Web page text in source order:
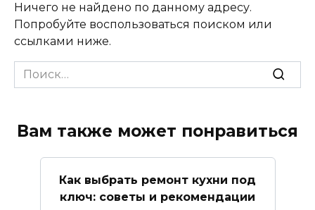
Ничего не найдено по данному адресу.
Попробуйте воспользоваться поиском или
ссылками ниже.
Search
for:
Вам также может понравиться
Как выбрать ремонт кухни под
ключ: советы и рекомендации